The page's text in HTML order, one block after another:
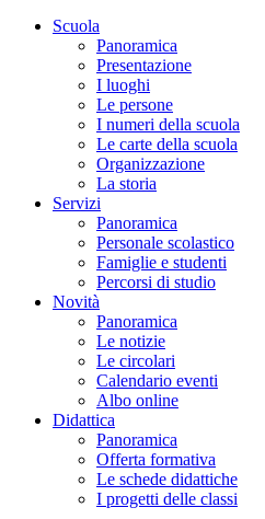
Scuola
Panoramica
Presentazione
I luoghi
Le persone
I numeri della scuola
Le carte della scuola
Organizzazione
La storia
Servizi
Panoramica
Personale scolastico
Famiglie e studenti
Percorsi di studio
Novità
Panoramica
Le notizie
Le circolari
Calendario eventi
Albo online
Didattica
Panoramica
Offerta formativa
Le schede didattiche
I progetti delle classi